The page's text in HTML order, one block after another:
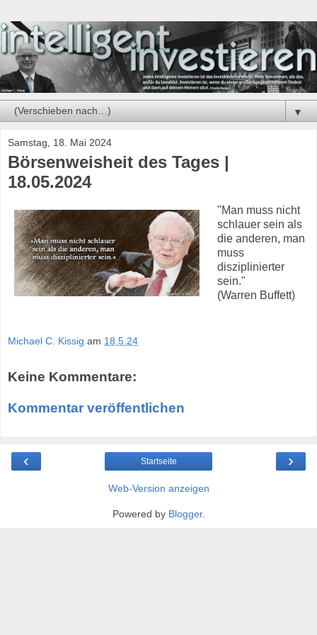
▼
Samstag, 18. Mai 2024
Börsenweisheit des Tages |
18.05.2024
"Man muss nicht
schlauer sein als
die anderen, man
muss
disziplinierter
sein."
(Warren Buffett)
Michael C. Kissig am 18.5.24
Keine Kommentare:
Kommentar veröffentlichen
‹ ›
Startseite
Web-Version anzeigen
Powered by Blogger.